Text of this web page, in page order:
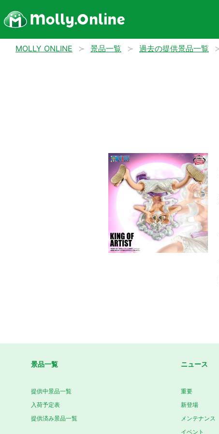
MOLLY ONLINE 景品一覧 過去の提供景品一覧
景品一覧
提供中景品一覧
入荷予定表
提供済み景品一覧
ニュース
重要
新登場
メンテナンス
イベント